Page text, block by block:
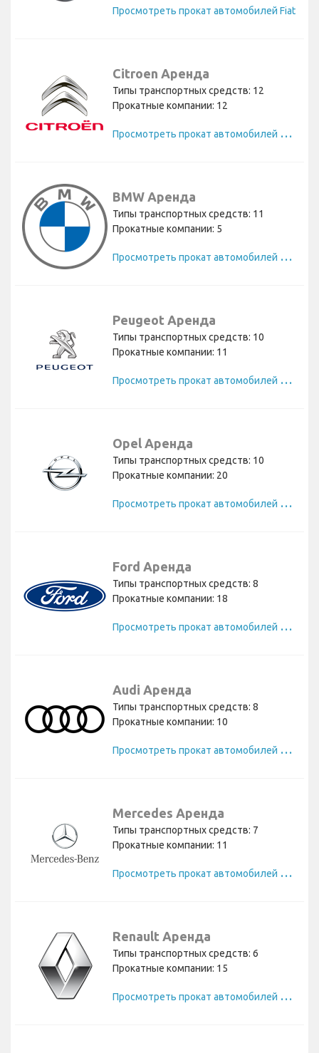
Просмотреть прокат автомобилей Fiat
Citroen Аренда
Типы транспортных средств: 12
Прокатные компании: 12
П
росмотреть прокат автомобилей Citroen
BMW Аренда
Типы транспортных средств: 11
Прокатные компании: 5
П
росмотреть прокат автомобилей BMW
Peugeot Аренда
Типы транспортных средств: 10
Прокатные компании: 11
П
росмотреть прокат автомобилей Peugeot
Opel Аренда
Типы транспортных средств: 10
Прокатные компании: 20
П
росмотреть прокат автомобилей Opel
Ford Аренда
Типы транспортных средств: 8
Прокатные компании: 18
П
росмотреть прокат автомобилей Ford
Audi Аренда
Типы транспортных средств: 8
Прокатные компании: 10
П
росмотреть прокат автомобилей Audi
Mercedes Аренда
Типы транспортных средств: 7
Прокатные компании: 11
П
росмотреть прокат автомобилей Mercedes
Renault Аренда
Типы транспортных средств: 6
Прокатные компании: 15
П
росмотреть прокат автомобилей Renault